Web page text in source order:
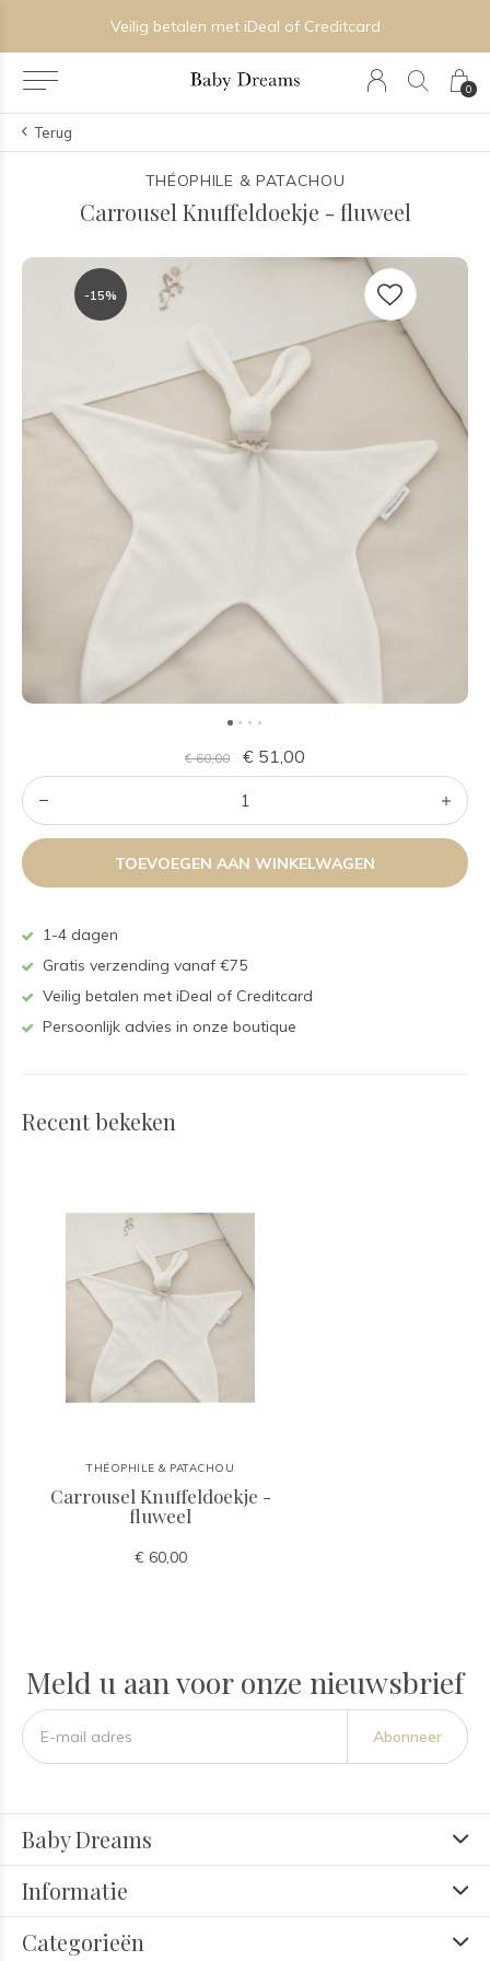
0
Veilig betalen met iDeal of Creditcard
Terug
THÉOPHILE & PATACHOU
Carrousel Knuffeldoekje - fluweel
-15%
€ 60,00 € 51,00
TOEVOEGEN AAN WINKELWAGEN
1-4 dagen
Gratis verzending vanaf €75
Veilig betalen met iDeal of Creditcard
Persoonlijk advies in onze boutique
Recent bekeken
THÉOPHILE & PATACHOU
Carrousel Knuffeldoekje -
fluweel
€ 60,00
Meld u aan voor onze nieuwsbrief
Abonneer
Baby Dreams
Informatie
Categorieën